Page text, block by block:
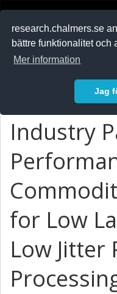
research.chalmers.se
bättre funktionalitet och
Mer information
Jag
Industry
for Low
Low Jitter